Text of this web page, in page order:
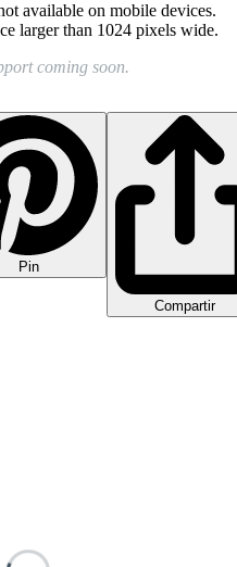
available on mobile devices.
larger than 1024 pixels wide.
coming soon.
Pin
Compartir